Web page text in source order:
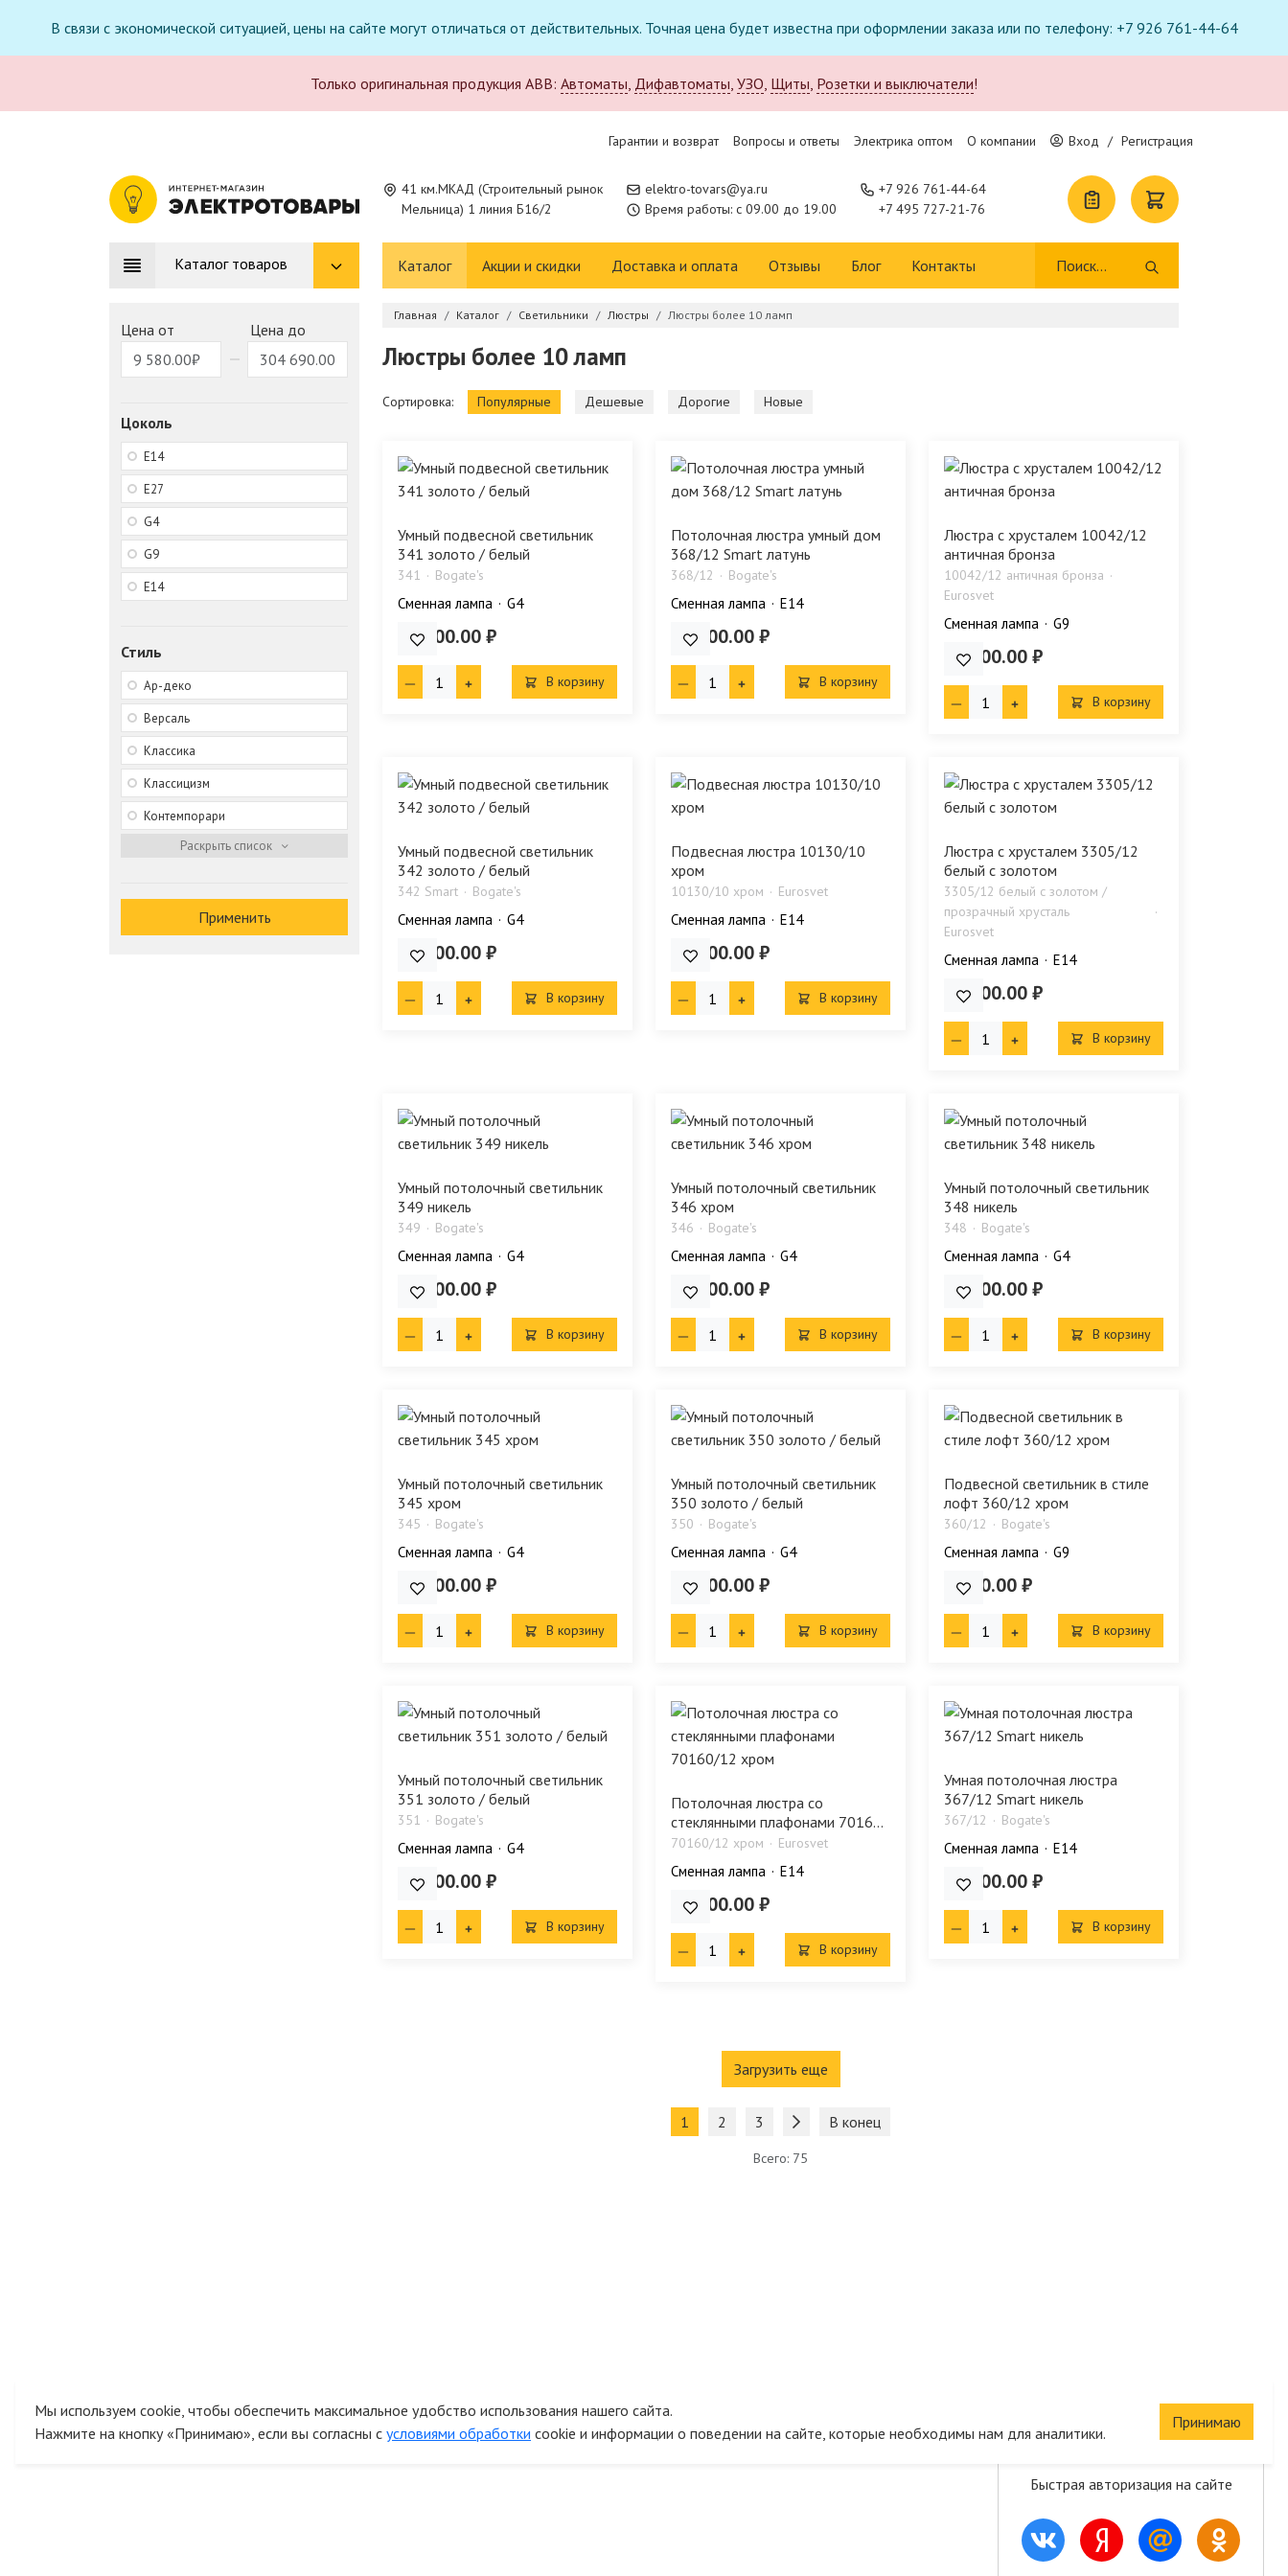
В связи с экономической ситуацией, цены на сайте могут отличаться от действительных. Точная цена будет известна при оформлении заказа или по телефону: +7 926 761-44-64
Только оригинальная продукция ABB: Автоматы, Дифавтоматы, УЗО, Щиты, Розетки и выключатели!
Гарантии и возврат Вопросы и ответы Электрика оптом О компании Вход / Регистрация
41 км.МКАД (Строительный рынок
Мельница) 1 линия Б16/2
elektro-tovars@ya.ru
Время работы: с 09.00 до 19.00
+7 926 761-44-64
+7 495 727-21-76
Каталог товаров Каталог Акции и скидки Доставка и оплата Отзывы Блог Контакты
Цена от Цена до
Цоколь
E14
E27
G4
G9
Е14
Стиль
Ар-деко
Версаль
Классика
Классицизм
Контемпорари
Применить
Главная Каталог Светильники Люстры Люстры более 10 ламп
Люстры более 10 ламп
Сортировка: Популярные Дешевые Дорогие Новые
Умный подвесной светильник
341 золото / белый
341 Bogate's
Сменная лампа G4
24 300.00 ₽
В корзину
Потолочная люстра умный дом
368/12 Smart латунь
368/12 Bogate's
Сменная лампа E14
90 900.00 ₽
В корзину
Люстра с хрусталем 10042/12
античная бронза
10042/12 античная бронза
Eurosvet
Сменная лампа G9
29 700.00 ₽
В корзину
Умный подвесной светильник
342 золото / белый
342 Smart Bogate's
Сменная лампа G4
28 800.00 ₽
В корзину
Подвесная люстра 10130/10
хром
10130/10 хром Eurosvet
Сменная лампа E14
52 400.00 ₽
В корзину
Люстра с хрусталем 3305/12
белый с золотом
3305/12 белый с золотом /
прозрачный хрусталь
Eurosvet
Сменная лампа E14
68 300.00 ₽
В корзину
Умный потолочный светильник
349 никель
349 Bogate's
Сменная лампа G4
70 900.00 ₽
В корзину
Умный потолочный светильник
346 хром
346 Bogate's
Сменная лампа G4
59 200.00 ₽
В корзину
Умный потолочный светильник
348 никель
348 Bogate's
Сменная лампа G4
49 800.00 ₽
В корзину
Умный потолочный светильник
345 хром
345 Bogate's
Сменная лампа G4
36 100.00 ₽
В корзину
Умный потолочный светильник
350 золото / белый
350 Bogate's
Сменная лампа G4
36 100.00 ₽
В корзину
Подвесной светильник в стиле
лофт 360/12 хром
360/12 Bogate's
Сменная лампа G9
9 580.00 ₽
В корзину
Умный потолочный светильник
351 золото / белый
351 Bogate's
Сменная лампа G4
59 200.00 ₽
В корзину
Потолочная люстра со
стеклянными плафонами 7016...
70160/12 хром Eurosvet
Сменная лампа E14
36 100.00 ₽
В корзину
Умная потолочная люстра
367/12 Smart никель
367/12 Bogate's
Сменная лампа E14
60 300.00 ₽
В корзину
Загрузить еще
1 2 3 В конец
Всего: 75
Сохраните корзину
и список желаний
Быстрая авторизация на сайте
Мы используем cookie, чтобы обеспечить максимальное удобство использования нашего сайта.
Нажмите на кнопку «Принимаю», если вы согласны с условиями обработки cookie и информации о поведении на сайте, которые необходимы нам для аналитики.
Принимаю